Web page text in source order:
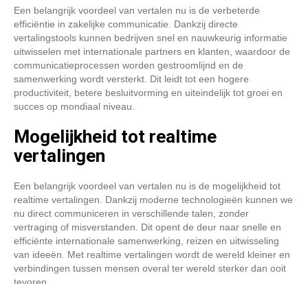
Een belangrijk voordeel van vertalen nu is de verbeterde
efficiëntie in zakelijke communicatie. Dankzij directe
vertalingstools kunnen bedrijven snel en nauwkeurig informatie
uitwisselen met internationale partners en klanten, waardoor de
communicatieprocessen worden gestroomlijnd en de
samenwerking wordt versterkt. Dit leidt tot een hogere
productiviteit, betere besluitvorming en uiteindelijk tot groei en
succes op mondiaal niveau.
Mogelijkheid tot realtime
vertalingen
Een belangrijk voordeel van vertalen nu is de mogelijkheid tot
realtime vertalingen. Dankzij moderne technologieën kunnen we
nu direct communiceren in verschillende talen, zonder
vertraging of misverstanden. Dit opent de deur naar snelle en
efficiënte internationale samenwerking, reizen en uitwisseling
van ideeën. Met realtime vertalingen wordt de wereld kleiner en
verbindingen tussen mensen overal ter wereld sterker dan ooit